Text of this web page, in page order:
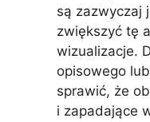
są zazwyczaj
zwiększyć tę
wizualizacje.
opisowego
sprawić, że
i zapadające